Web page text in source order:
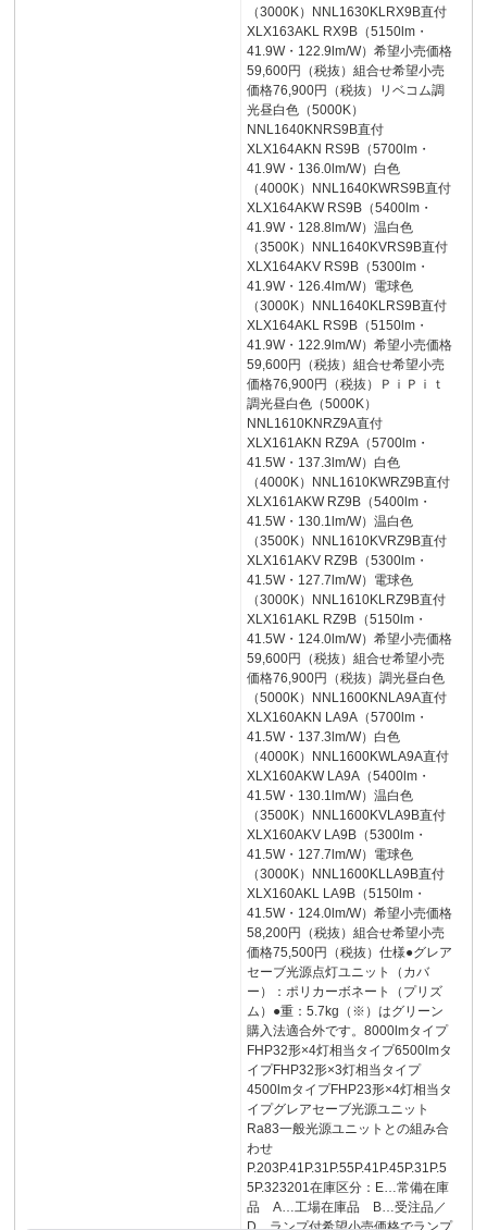
（3000K）NNL1630KLRX9B直付
XLX163AKL RX9B（5150lm・
41.9W・122.9lm/W）希望小売価格
59,600円（税抜）組合せ希望小売
価格76,900円（税抜）リベコム調
光昼白色（5000K）
NNL1640KNRS9B直付
XLX164AKN RS9B（5700lm・
41.9W・136.0lm/W）白色
（4000K）NNL1640KWRS9B直付
XLX164AKW RS9B（5400lm・
41.9W・128.8lm/W）温白色
（3500K）NNL1640KVRS9B直付
XLX164AKV RS9B（5300lm・
41.9W・126.4lm/W）電球色
（3000K）NNL1640KLRS9B直付
XLX164AKL RS9B（5150lm・
41.9W・122.9lm/W）希望小売価格
59,600円（税抜）組合せ希望小売
価格76,900円（税抜）ＰｉＰｉｔ
調光昼白色（5000K）
NNL1610KNRZ9A直付
XLX161AKN RZ9A（5700lm・
41.5W・137.3lm/W）白色
（4000K）NNL1610KWRZ9B直付
XLX161AKW RZ9B（5400lm・
41.5W・130.1lm/W）温白色
（3500K）NNL1610KVRZ9B直付
XLX161AKV RZ9B（5300lm・
41.5W・127.7lm/W）電球色
（3000K）NNL1610KLRZ9B直付
XLX161AKL RZ9B（5150lm・
41.5W・124.0lm/W）希望小売価格
59,600円（税抜）組合せ希望小売
価格76,900円（税抜）調光昼白色
（5000K）NNL1600KNLA9A直付
XLX160AKN LA9A（5700lm・
41.5W・137.3lm/W）白色
（4000K）NNL1600KWLA9A直付
XLX160AKW LA9A（5400lm・
41.5W・130.1lm/W）温白色
（3500K）NNL1600KVLA9B直付
XLX160AKV LA9B（5300lm・
41.5W・127.7lm/W）電球色
（3000K）NNL1600KLLA9B直付
XLX160AKL LA9B（5150lm・
41.5W・124.0lm/W）希望小売価格
58,200円（税抜）組合せ希望小売
価格75,500円（税抜）仕様●グレア
セーブ光源点灯ユニット（カバ
ー）：ポリカーボネート（プリズ
ム）●重：5.7kg（※）はグリーン
購入法適合外です。8000lmタイプ
FHP32形×4灯相当タイプ6500lmタ
イプFHP32形×3灯相当タイプ
4500lmタイプFHP23形×4灯相当タ
イプグレアセーブ光源ユニット
Ra83一般光源ユニットとの組み合
わせ
P.203P.41P.31P.55P.41P.45P.31P.5
5P.323201在庫区分：E…常備在庫
品 A…工場在庫品 B…受注品／